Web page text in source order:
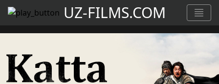
UZ-FILMS.COM